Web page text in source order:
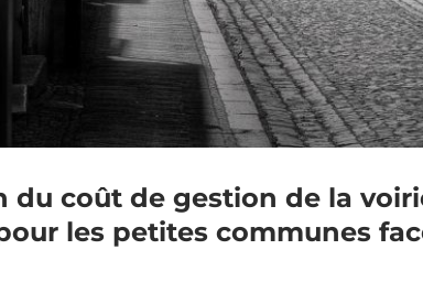
du coût de gestion de la
les petites communes